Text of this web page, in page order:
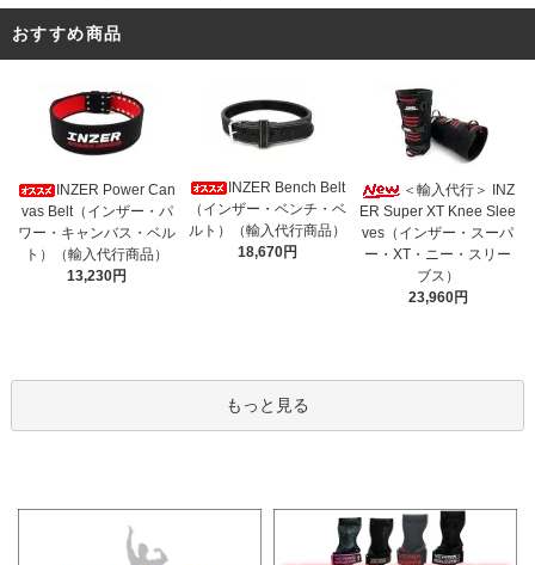
おすすめ商品
INZER Power Can
vas Belt（インザー・パ
ワー・キャンバス・ベル
ト）（輸入代行商品）
13,230円
INZER Bench Belt
（インザー・ベンチ・ベ
ルト）（輸入代行商品）
18,670円
＜輸入代行＞ INZ
ER Super XT Knee Slee
ves（インザー・スーパ
ー・XT・ニー・スリー
ブス）
23,960円
もっと見る